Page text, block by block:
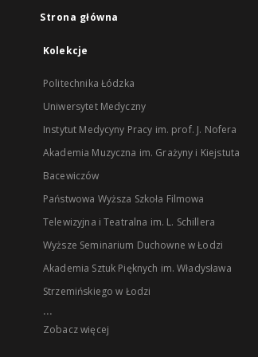
Strona główna
Kolekcje
Politechnika Łódzka
Uniwersytet Medyczny
Instytut Medycyny Pracy im. prof. J. Nofera
Akademia Muzyczna im. Grażyny i Kiejstuta
Bacewiczów
Państwowa Wyższa Szkoła Filmowa
Telewizyjna i Teatralna im. L. Schillera
Wyższe Seminarium Duchowne w Łodzi
Akademia Sztuk Pięknych im. Władysława
Strzemińskiego w Łodzi
...
Zobacz więcej